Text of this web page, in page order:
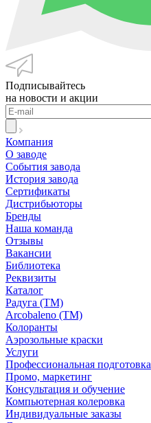
Подписывайтесь
на новости и акции
Компания
О заводе
События завода
История завода
Сертификаты
Дистрибьюторы
Бренды
Наша команда
Отзывы
Вакансии
Библиотека
Реквизиты
Каталог
Радуга (ТМ)
Arcobaleno (ТМ)
Колоранты
Аэрозольные краски
Услуги
Профессиональная подготовка
Промо, маркетинг
Консультация и обучение
Компьютерная колеровка
Индивидуальные заказы